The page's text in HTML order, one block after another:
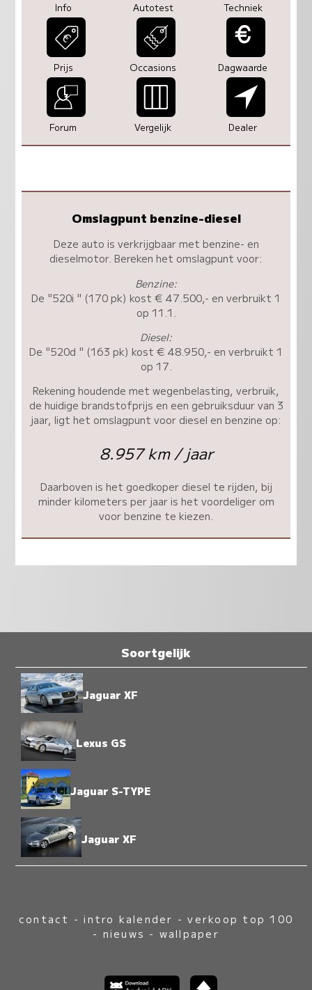
Info Autotest Techniek
Prijs Occasions Dagwaarde
Forum Vergelijk Dealer
Omslagpunt benzine-diesel
Deze auto is verkrijgbaar met benzine- en
dieselmotor. Bereken het omslagpunt voor:
Benzine:
De "520i " (170 pk) kost € 47.500,- en verbruikt 1
op 11.1.
Diesel:
De "520d " (163 pk) kost € 48.950,- en verbruikt 1
op 17.
Rekening houdende met wegenbelasting, verbruik,
de huidige brandstofprijs en een gebruiksduur van 3
jaar, ligt het omslagpunt voor diesel en benzine op:
8.957 km / jaar
Daarboven is het goedkoper diesel te rijden, bij
minder kilometers per jaar is het voordeliger om
voor benzine te kiezen.
Soortgelijk
Jaguar XF
Lexus GS
Jaguar S-TYPE
Jaguar XF
contact -intro kalender -verkoop top 100
- nieuws - wallpaper